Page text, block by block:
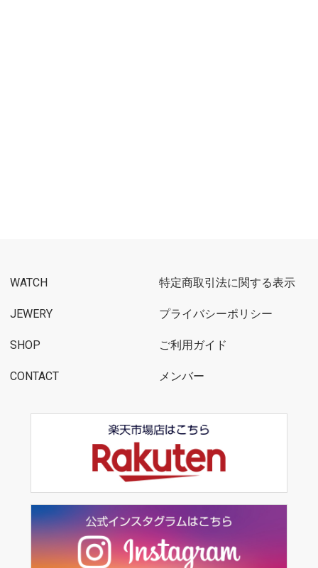
WATCH
JEWERY
SHOP
CONTACT
特定商取引法に関する表示
プライバシーポリシー
ご利用ガイド
メンバー